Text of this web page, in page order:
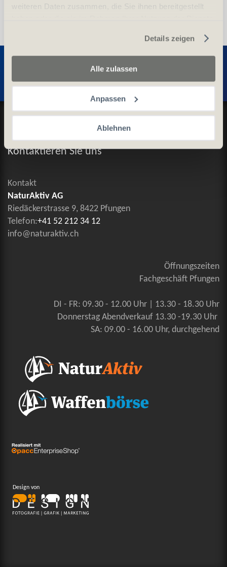
weiteren Daten zusammen, die Sie ihnen bereitgestellt
Details zeigen
Alle zulassen
Anpassen
Ablehnen
Entdecken Sie weitere Produkte
Datenschutz und Cookie-Richtlinien
Allgemeine Geschäftsbedingungen
Kontaktieren Sie uns
Kontakt
NaturAktiv AG
Riedäckerstrasse 9, 8422 Pfungen
Telefon:+41 52 212 34 12
info@naturaktiv.ch
Öffnungszeiten
Fachgeschäft Pfungen
DI - FR: 09.30 - 12.00 Uhr | 13.30 - 18.30 Uhr
Donnerstag Abendverkauf 13.30 -19.30 Uhr
SA: 09.00 - 16.00 Uhr, durchgehend
Design von